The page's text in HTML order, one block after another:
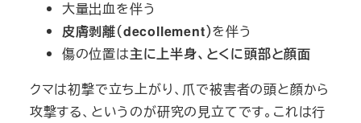
大量出血を伴う
皮膚剥離（decollement）を伴う
傷の位置は主に上半身、とくに頭部と顔面
クマは初撃で立ち上がり、爪で被害者の頭と顔から
攻撃する、というのが研究の見立てです。これは行